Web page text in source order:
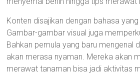
Konten disajikan dengan bahasa
Gambar-gambar visual juga
Bahkan pemula yang baru mengenal
akan merasa nyaman. Mereka akan
merawat tanaman bisa jadi aktivitas